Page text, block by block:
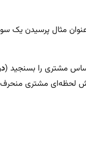
مثال پرسیدن یک
مشتری منحرف